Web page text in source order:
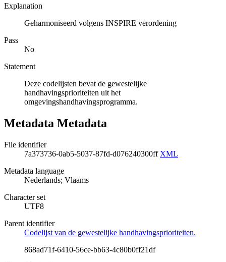
Explanation
Geharmoniseerd volgens INSPIRE verordening
Pass
No
Statement
Deze codelijsten bevat de gewestelijke
handhavingsprioriteiten uit het
omgevingshandhavingsprogramma.
Metadata Metadata
File identifier
7a373736-0ab5-5037-87fd-d076240300ff XML
Metadata language
Nederlands; Vlaams
Character set
UTF8
Parent identifier
Codelijst van de gewestelijke handhavingsprioriteiten.
868ad71f-6410-56ce-bb63-4c80b0ff21df